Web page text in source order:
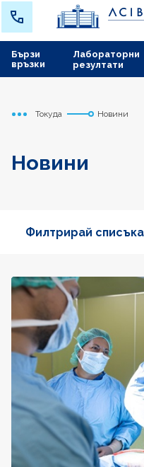
Лабораторни
резултати
Бързи
връзки
Начало
Токуда Новини
Новини
Филтрирай списъка